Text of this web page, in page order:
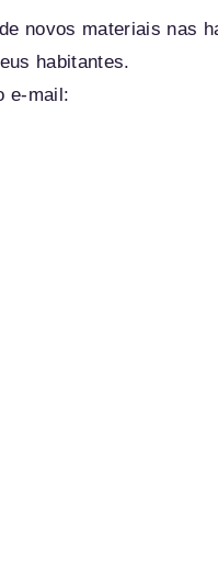
novos materiais nas
habitantes.
e-mail: